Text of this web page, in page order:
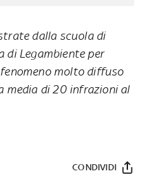
dalla scuola di
di Legambiente per
molto diffuso
media di 20 infrazioni al
CONDIVIDI